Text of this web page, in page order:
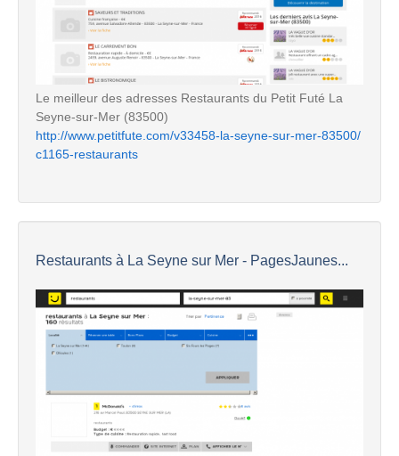
Le meilleur des adresses Restaurants du Petit Futé La
Seyne-sur-Mer (83500)
http://www.petitfute.com/v33458-la-seyne-sur-mer-83500/
c1165-restaurants
Restaurants à La Seyne sur Mer - PagesJaunes...